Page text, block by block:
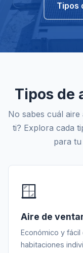
Tipos
Tipos de
No sabes cuál
ti? Explora cada
para
🪟
Aire de
Económico y fácil
habitaciones